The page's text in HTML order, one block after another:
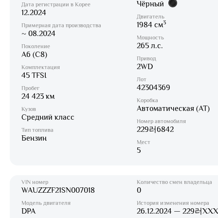
Дата регистрации в Корее
12.2024
Примерная дата производства
~ 08.2024
Поколение
A6 (C8)
Комплектация
45 TFSI
Пробег
24 423 км
Кузов
Средний класс
Тип топлива
Бензин
Чёрный
Двигатель
1984 см3
Мощность
265 л.с.
Привод
2WD
Лот
42304369
Коробка
Автоматическая (AT)
Номер автомобиля
229러6842
Мест
5
VIN номер
WAUZZZF21SN007018
Модель двигателя
DPA
Количество смен владельца
0
История изменения номера
26.12.2024 — 229러